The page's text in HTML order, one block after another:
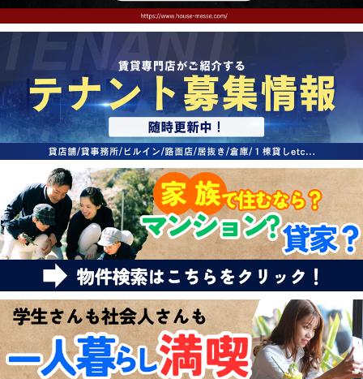
ハウスメーカー施工特集！
路線·駅から探す
IT重説について
スタッフ紹介
賃貸管理の北白川店
店舗情報·アクセス
会社概要
メールでお問い合わせ